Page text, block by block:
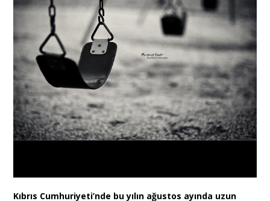
Kıbrıs Cumhuriyeti’nde bu yılın ağustos ayında uzun